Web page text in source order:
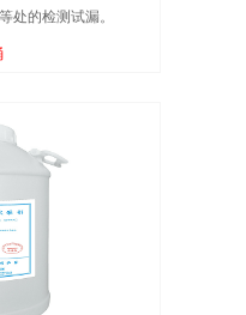
处的检测试漏。